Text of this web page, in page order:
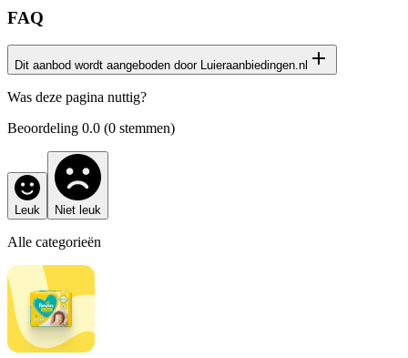
FAQ
Dit aanbod wordt aangeboden door Luieraanbiedingen.nl
Het productaanbod op deze pagina is afkomstig van onze
Was deze pagina nuttig?
Beoordeling 0.0 (0 stemmen)
Leuk Niet leuk
Alle categorieën